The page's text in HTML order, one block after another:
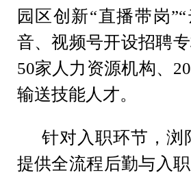
园区创新“直播带岗
音、视频号开设招聘
50家人力资源机构、
输送技能人才。
针对入职环节，浏
提供全流程后勤与入